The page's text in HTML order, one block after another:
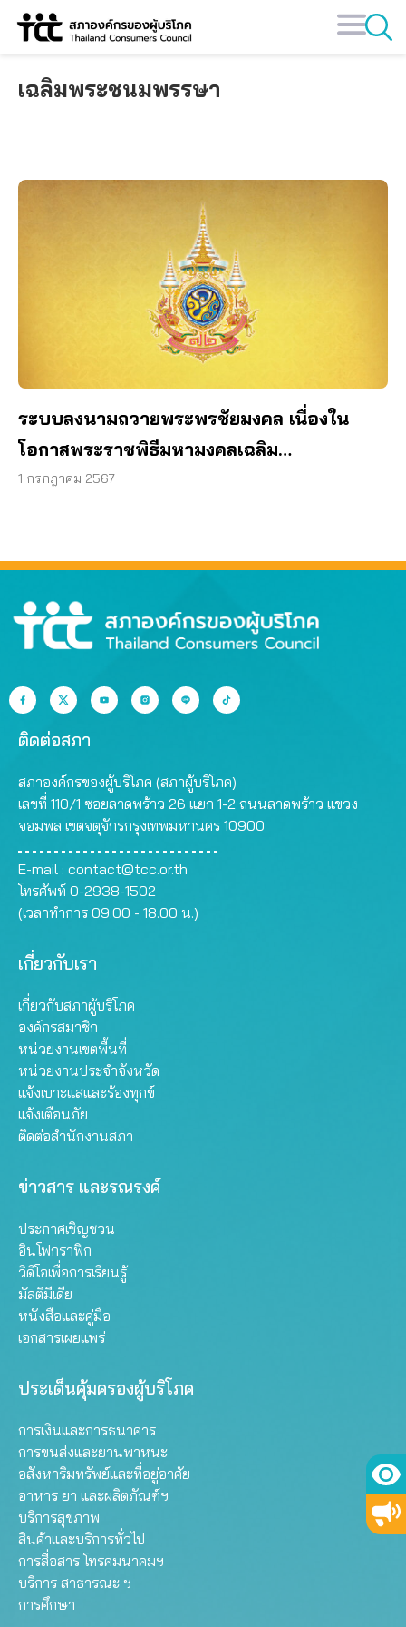
Skip
เฉลิมพระชนมพรรษา
ระบบลงนามถวายพระพรชัยมงคล เนื่องใน
โอกาสพระราชพิธีมหามงคลเฉลิม
พระชนมพรรษา ๖ รอบ
1 กรกฎาคม 2567
ติดต่อสภา
สภาองค์กรของผู้บริโภค (สภาผู้บริโภค)
เลขที่ 110/1 ซอยลาดพร้าว 26 แยก 1-2 ถนนลาดพร้าว แขวง
จอมพล เขตจตุจักรกรุงเทพมหานคร 10900
E-mail : contact@tcc.or.th
โทรศัพท์ 0-2938-1502
(เวลาทำการ 09.00 - 18.00 น.)
เกี่ยวกับเรา
เกี่ยวกับสภาผู้บริโภค
องค์กรสมาชิก
หน่วยงานเขตพื้นที่
หน่วยงานประจำจังหวัด
แจ้งเบาะแสและร้องทุกข์
แจ้งเตือนภัย
ติดต่อสำนักงานสภา
ข่าวสาร และรณรงค์
ประกาศเชิญชวน
อินโฟกราฟิก
วิดีโอเพื่อการเรียนรู้
มัลติมีเดีย
หนังสือและคู่มือ
เอกสารเผยแพร่
ประเด็นคุ้มครองผู้บริโภค
การเงินและการธนาคาร
การขนส่งและยานพาหนะ
อสังหาริมทรัพย์และที่อยู่อาศัย
อาหาร ยา และผลิตภัณฑ์ฯ
บริการสุขภาพ
สินค้าและบริการทั่วไป
การสื่อสาร โทรคมนาคมฯ
บริการ สาธารณะ ฯ
การศึกษา